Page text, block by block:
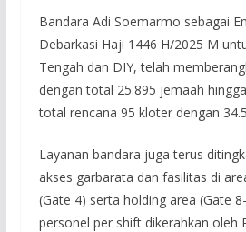
Bandara Adi Soemarmo sebagai
Debarkasi Haji 1446 H/2025 M
Tengah dan DIY, telah
dengan total 25.895 jemaah
total rencana 95 kloter dengan
Layanan bandara juga terus
akses garbarata dan fasilitas di
(Gate 4) serta holding area (Gate
personel per shift dikerahkan oleh